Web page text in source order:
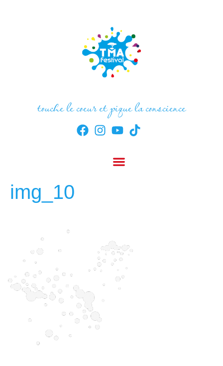
touche le coeur et pique la conscience
img_10